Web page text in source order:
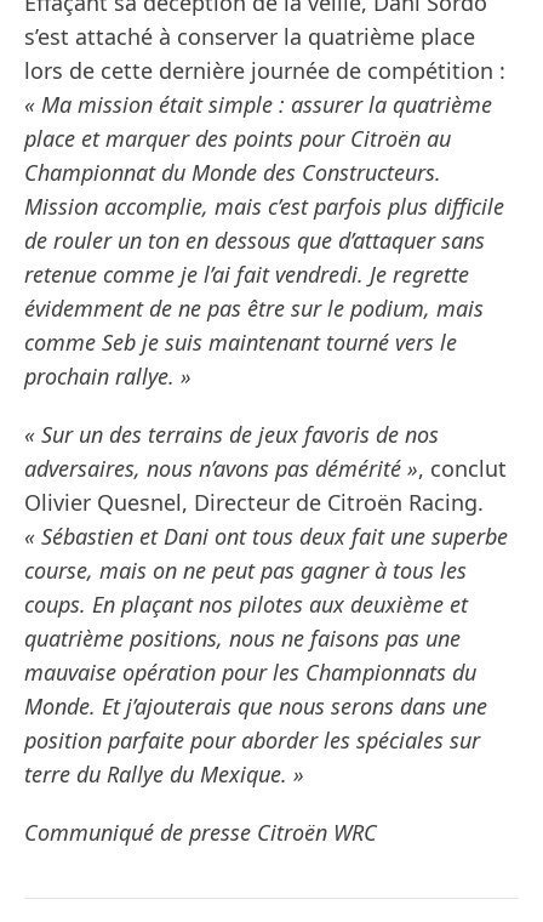
s’est attaché à conserver la quatrième place
lors de cette dernière journée de compétition :
« Ma mission était simple : assurer la quatrième
place et marquer des points pour Citroën au
Championnat du Monde des Constructeurs.
Mission accomplie, mais c’est parfois plus difficile
de rouler un ton en dessous que d’attaquer sans
retenue comme je l’ai fait vendredi. Je regrette
évidemment de ne pas être sur le podium, mais
comme Seb je suis maintenant tourné vers le
prochain rallye. »
« Sur un des terrains de jeux favoris de nos
adversaires, nous n’avons pas démérité », conclut
Olivier Quesnel, Directeur de Citroën Racing.
« Sébastien et Dani ont tous deux fait une superbe
course, mais on ne peut pas gagner à tous les
coups. En plaçant nos pilotes aux deuxième et
quatrième positions, nous ne faisons pas une
mauvaise opération pour les Championnats du
Monde. Et j’ajouterais que nous serons dans une
position parfaite pour aborder les spéciales sur
terre du Rallye du Mexique. »
Communiqué de presse Citroën WRC